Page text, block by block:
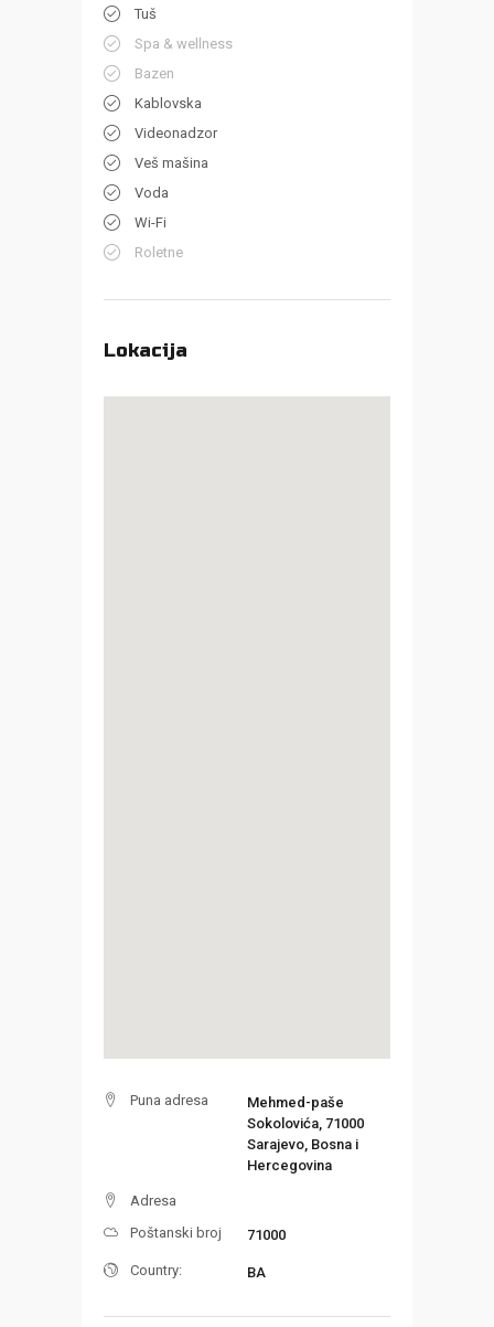
Tuš
Spa & wellness
Bazen
Kablovska
Videonadzor
Veš mašina
Voda
Wi-Fi
Roletne
Lokacija
Puna adresa
Mehmed-paše
Sokolovića, 71000
Sarajevo, Bosna i
Hercegovina
Adresa
Poštanski broj
71000
Country: BA